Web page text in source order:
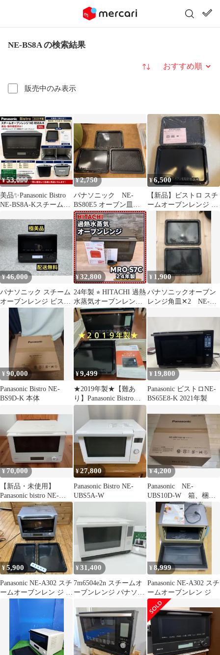
NE-BS8A の検索結果
販売中のみ表示
並び替え
¥53,000
美品✨Panasonic Bistro
NE-BS8A-Kスチームオ
¥2,750
パナソニック NE-
BS80E5 オーブン皿
グリル皿 オーブンレ
ンジ
¥6,500
【新品】ビストロ スチ
ームオーブンレンジ 角
皿、グリル皿
¥46,000
パナソニック スチーム
オーブンレンジ ビスト
ロ NE-BS8A-K
¥32,800
24年製 ⭐︎ HITACHI 過熱
水蒸気オーブンレンジ
MRO-S7C
¥ 1,900
パナソニックオーブン
レンジ角皿✕2 NE-
¥90,000
Panasonic Bistro NE-
BS9D-K 本体
¥9,499
★2019年製★【難あ
り】Panasonic Bistro
NE-BS906
¥ 19,800
Panasonic ビストロNE-
BS65E8-K 2021年製
¥70,000
【新品・未使用】
Panasonic bistro NE-
BS8D-W ホワイト
¥27,800
Panasonic Bistro NE-
UBS5A-W
¥4,200
Panasonic NE-
UBS10D-W 箱、梱包
¥5,900
Panasonic NE-A302 スチ
ームオーブンレン ジ 本
体と付属品
¥31,400
7m6504e2n スチームオ
ーブンレンジ パナソニ
¥8,999
Panasonic NE-A302 スチ
ームオーブンレン ジ